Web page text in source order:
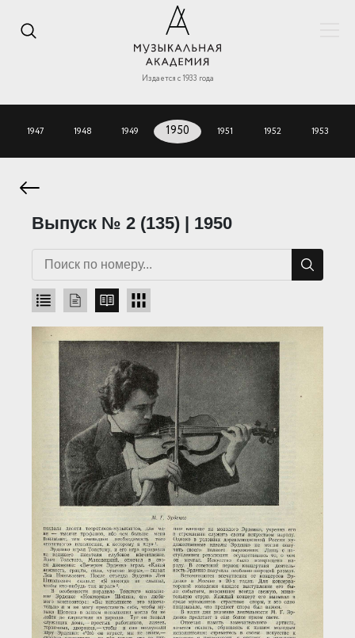
Издается с 1933 года
1947 1948 1949 1950 1951 1952 1953
Выпуск № 2 (135) | 1950
Загрузка...